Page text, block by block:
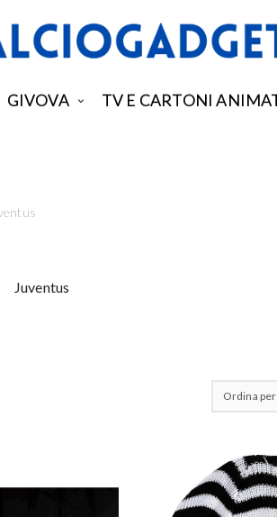
GIVOVA TV E CARTONI
Juventus
Ordina